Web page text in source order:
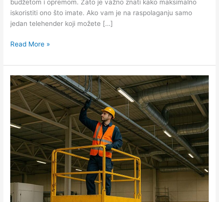
budžetom i opremom. Zato je važno znati kako maksimalno
iskoristiti ono što imate. Ako vam je na raspolaganju samo
jedan telehender koji možete […]
Read More »
Najčešće
primene
makazastih
platformi
u
industrijskoj
montaži
i
održavanju